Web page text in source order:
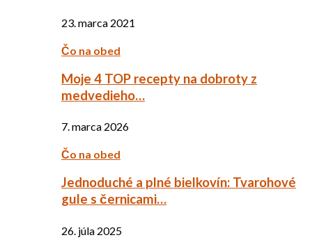
23. marca 2021
Čo na obed
Moje 4 TOP recepty na dobroty z
medvedieho…
7. marca 2026
Čo na obed
Jednoduché a plné bielkovín: Tvarohové
gule s černicami…
26. júla 2025